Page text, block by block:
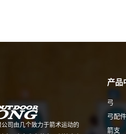
司由几个致力于箭术运动的
产品
弓
弓配件
箭支